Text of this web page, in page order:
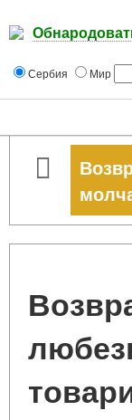
Сербия Мир